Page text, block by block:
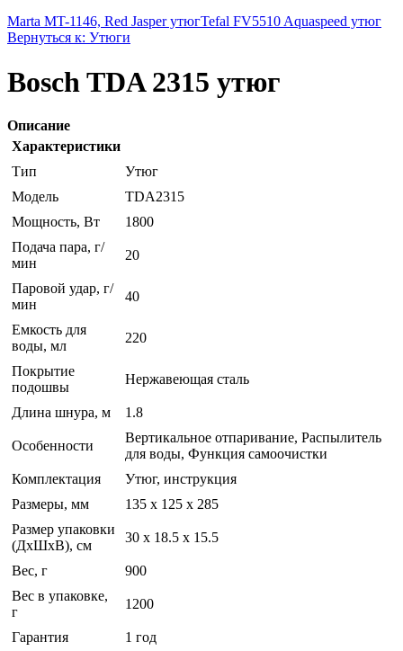
Marta MT-1146, Red Jasper утюгTefal FV5510 Aquaspeed утюг
Вернуться к: Утюги
Bosch TDA 2315 утюг
Описание
Характеристики
Тип
Утюг
Модель
TDA2315
Мощность, Вт
1800
Подача пара, г/
мин
20
Паровой удар, г/
мин
40
Емкость для
воды, мл
220
Покрытие
подошвы
Нержавеющая сталь
Длина шнура, м 1.8
Особенности
Вертикальное отпаривание, Распылитель
для воды, Функция самоочистки
Комплектация
Утюг, инструкция
Размеры, мм
135 x 125 x 285
Размер упаковки
(ДхШхВ), см
30 x 18.5 x 15.5
Вес, г
900
Вес в упаковке,
г
1200
Гарантия
1 год